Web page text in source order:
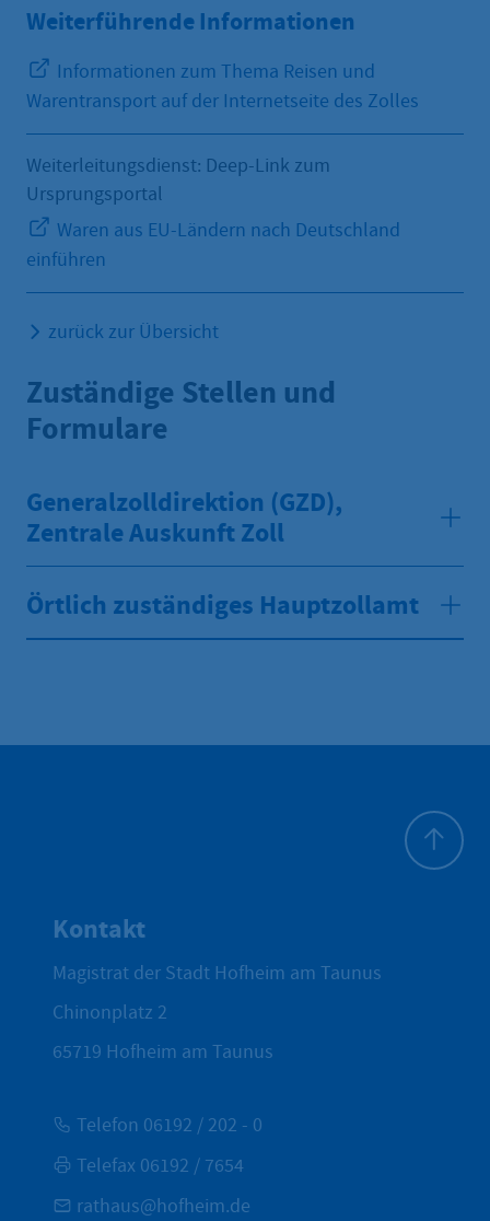
Weiterführende Informationen
Informationen zum Thema Reisen und
Warentransport auf der Internetseite des Zolles
Weiterleitungsdienst: Deep-Link zum
Ursprungsportal
Waren aus EU-Ländern nach Deutschland
einführen
zurück zur Übersicht
Zuständige Stellen und
Formulare
Generalzolldirektion (GZD),
Zentrale Auskunft Zoll
Örtlich zuständiges Hauptzollamt
Kontakt
Magistrat der Stadt Hofheim am Taunus
Chinonplatz 2
65719 Hofheim am Taunus
Telefon 06192 / 202 - 0
Telefax 06192 / 7654
rathaus@hofheim.de